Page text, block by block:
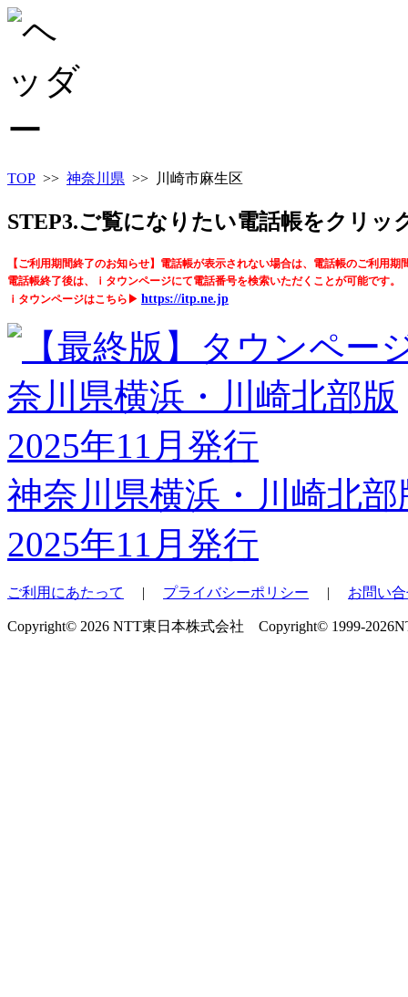
TOP >> 神奈川県 >> 川崎市麻生区
STEP3.ご覧になりたい電話帳をクリッ
【ご利用期間終了のお知らせ】電話帳が表示されない場合は、電話帳のご利用期
電話帳終了後は、ｉタウンページにて電話番号を検索いただくことが可能です。
ｉタウンページはこちら▶ https://itp.ne.jp
神奈川県横浜・川崎北部
2025年11月発行
ご利用にあたって | プライバシーポリシー | お問い
Copyright© 2026 NTT東日本株式会社 Copyright© 1999-